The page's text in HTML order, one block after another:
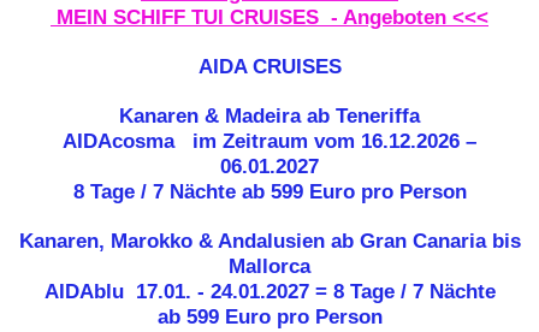
MEIN SCHIFF TUI CRUISES - Angeboten <<<
AIDA CRUISES
Kanaren & Madeira ab Teneriffa
AIDAcosma im Zeitraum vom 16.12.2026 –
06.01.2027
8 Tage / 7 Nächte ab 599 Euro pro Person
Kanaren, Marokko & Andalusien ab Gran Canaria bis
Mallorca
AIDAblu 17.01. - 24.01.2027 = 8 Tage / 7 Nächte
ab 599 Euro pro Person